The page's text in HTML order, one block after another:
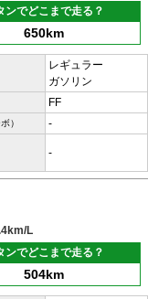
ンでどこまで走る？
650km
レギュラー
ガソリン
FF
） -
-
L
ンでどこまで走る？
504km